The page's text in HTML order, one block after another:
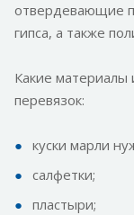
отвердевающие
гипса, а также
Какие материалы
перевязок:
куски марли
салфетки;
пластыри;